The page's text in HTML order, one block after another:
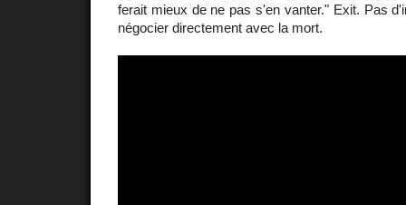
ferait mieux de ne pas s'en vanter." Exit. Pas
négocier directement avec la mort.